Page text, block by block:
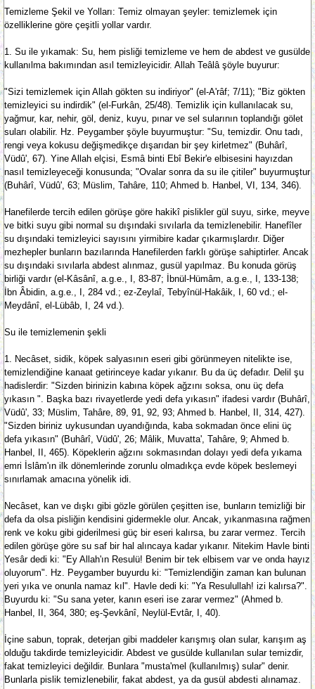
Temizleme Şekil ve Yolları: Temiz olmayan şeyler: temizlemek için
özelliklerine göre çeşitli yollar vardır.
1. Su ile yıkamak: Su, hem pisliği temizleme ve hem de abdest ve gusülde
kullanılma bakımından asıl temizleyicidir. Allah Teâlâ şöyle buyurur:
"Sizi temizlemek için Allah gökten su indiriyor" (el-A'râf; 7/11); "Biz gökten
temizleyici su indirdik" (el-Furkân, 25/48). Temizlik için kullanılacak su,
yağmur, kar, nehir, göl, deniz, kuyu, pınar ve sel sularının toplandığı gölet
suları olabilir. Hz. Peygamber şöyle buyurmuştur: "Su, temizdir. Onu tadı,
rengi veya kokusu değişmedikçe dışarıdan bir şey kirletmez" (Buhârî,
Vüdû', 67). Yine Allah elçisi, Esmâ binti Ebî Bekir'e elbisesini hayızdan
nasıl temizleyeceği konusunda; "Ovalar sonra da su ile çitiler" buyurmuştur
(Buhârî, Vüdû', 63; Müslim, Tahâre, 110; Ahmed b. Hanbel, VI, 134, 346).
Hanefilerde tercih edilen görüşe göre hakikî pislikler gül suyu, sirke, meyve
ve bitki suyu gibi normal su dışındaki sıvılarla da temizlenebilir. Hanefîler
su dışındaki temizleyici sayısını yirmibire kadar çıkarmışlardır. Diğer
mezhepler bunların bazılarında Hanefilerden farklı görüşe sahiptirler. Ancak
su dışındaki sıvılarla abdest alınmaz, gusül yapılmaz. Bu konuda görüş
birliği vardır (el-Kâsânî, a.g.e., I, 83-87; İbnül-Hümâm, a.g.e., I, 133-138;
İbn Âbidin, a.g.e., I, 284 vd.; ez-Zeylaî, Tebyînül-Hakâik, I, 60 vd.; el-
Meydânî, el-Lübâb, I, 24 vd.).
Su ile temizlemenin şekli
1. Necâset, sidik, köpek salyasının eseri gibi görünmeyen nitelikte ise,
temizlendiğine kanaat getirinceye kadar yıkanır. Bu da üç defadır. Delil şu
hadislerdir: "Sizden birinizin kabına köpek ağzını soksa, onu üç defa
yıkasın ". Başka bazı rivayetlerde yedi defa yıkasın" ifadesi vardır (Buhârî,
Vüdû', 33; Müslim, Tahâre, 89, 91, 92, 93; Ahmed b. Hanbel, II, 314, 427).
"Sizden biriniz uykusundan uyandığında, kaba sokmadan önce elini üç
defa yıkasın" (Buhârî, Vüdû', 26; Mâlik, Muvatta', Tahâre, 9; Ahmed b.
Hanbel, II, 465). Köpeklerin ağzını sokmasından dolayı yedi defa yıkama
emri İslâm'ın ilk dönemlerinde zorunlu olmadıkça evde köpek beslemeyi
sınırlamak amacına yönelik idi.
Necâset, kan ve dışkı gibi gözle görülen çeşitten ise, bunların temizliği bir
defa da olsa pisliğin kendisini gidermekle olur. Ancak, yıkanmasına rağmen
renk ve koku gibi giderilmesi güç bir eseri kalırsa, bu zarar vermez. Tercih
edilen görüşe göre su saf bir hal alıncaya kadar yıkanır. Nitekim Havle binti
Yesâr dedi ki: "Ey Allah'ın Resulü! Benim bir tek elbisem var ve onda hayız
oluyorum". Hz. Peygamber buyurdu ki: "Temizlendiğin zaman kan bulunan
yeri yıka ve onunla namaz kıl". Havle dedi ki: "Ya Resulullah! izi kalırsa?".
Buyurdu ki: "Su sana yeter, kanın eseri ise zarar vermez" (Ahmed b.
Hanbel, II, 364, 380; eş-Şevkânî, Neylül-Evtâr, I, 40).
İçine sabun, toprak, deterjan gibi maddeler karışmış olan sular, karışım aş
olduğu takdirde temizleyicidir. Abdest ve gusülde kullanılan sular temizdir,
fakat temizleyici değildir. Bunlara "musta'mel (kullanılmış) sular" denir.
Bunlarla pislik temizlenebilir, fakat abdest, ya da gusül abdesti alınamaz.